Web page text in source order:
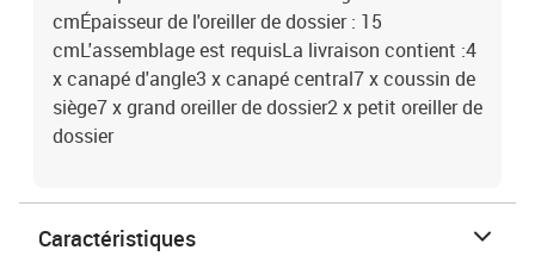
cmÉpaisseur de l'oreiller de dossier : 15
cmL'assemblage est requisLa livraison contient :4
x canapé d'angle3 x canapé central7 x coussin de
siège7 x grand oreiller de dossier2 x petit oreiller de
dossier
Caractéristiques